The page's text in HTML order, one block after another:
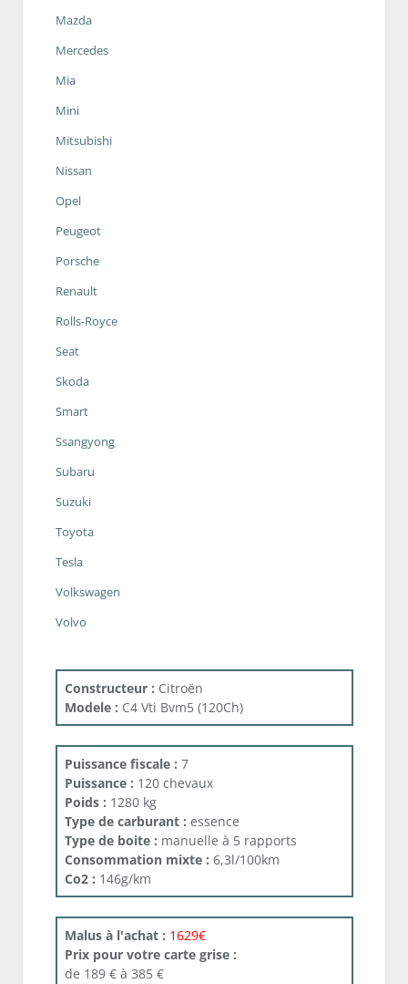
Mazda
Mercedes
Mia
Mini
Mitsubishi
Nissan
Opel
Peugeot
Porsche
Renault
Rolls-Royce
Seat
Skoda
Smart
Ssangyong
Subaru
Suzuki
Toyota
Tesla
Volkswagen
Volvo
Constructeur : Citroën
Modele : C4 Vti Bvm5 (120Ch)
Puissance fiscale : 7
Puissance : 120 chevaux
Poids : 1280 kg
Type de carburant : essence
Type de boite : manuelle à 5 rapports
Consommation mixte : 6,3l/100km
Co2 : 146g/km
Malus à l'achat : 1629€
Prix pour votre carte grise :
de 189 € à 385 €